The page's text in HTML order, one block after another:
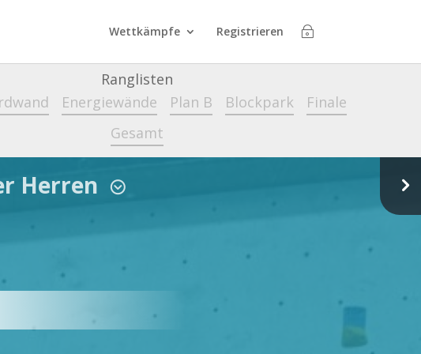
Wettkämpfe Registrieren
Ranglisten
Energiewände Plan B Blockpark
Finale
Gesamt
Herren ; 5